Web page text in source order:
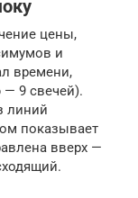
цены,
и
времени,
9 свечей).
линий
показывает
вверх —